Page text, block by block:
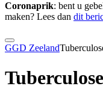
Coronaprik: bent u
maken? Lees dan dit
GGD Zeeland